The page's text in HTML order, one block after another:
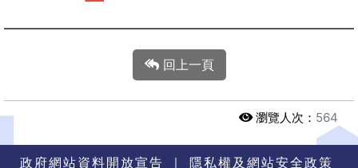
回上一頁
瀏覽人次： 564
政府網站資料開放宣告 ｜ 隱私權及網站安全政策